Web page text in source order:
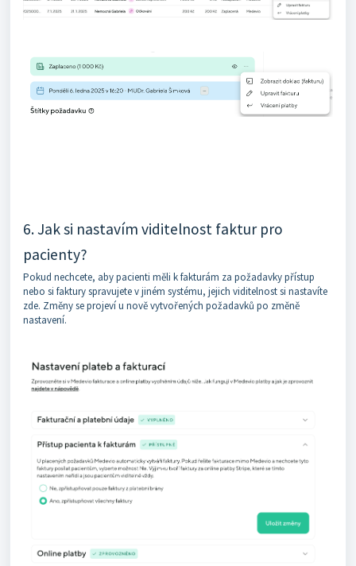
6. Jak si nastavím viditelnost faktur pro
pacienty?
Pokud nechcete, aby pacienti měli k fakturám za požadavky přístup
nebo si faktury spravujete v jiném systému, jejich viditelnost si nastavíte
zde. Změny se projeví u nově vytvořených požadavků po změně
nastavení.